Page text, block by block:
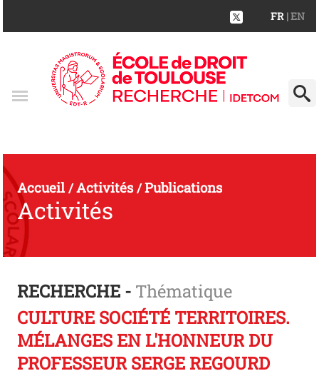
FR | EN
Accueil/Activités/Publications
Activités
RECHERCHE - Thématique
CULTURE SOCIÉTÉ TERRITOIRES.
MÉLANGES EN L'HONNEUR DU
PROFESSEUR SERGE REGOURD